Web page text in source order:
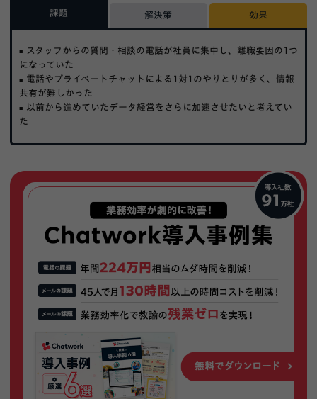
課題 解決策 効果
スタッフからの質問・相談の電話が社員に集中し、離職要因の1つ
になっていた
電話やプライベートチャットによる1対1のやりとりが多く、情報
共有が難しかった
以前から進めていたデータ経営をさらに加速させたいと考えてい
た